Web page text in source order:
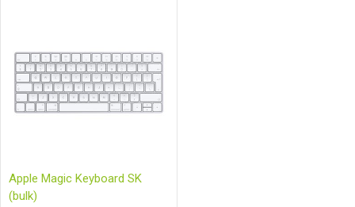
Apple Magic Keyboard SK
(bulk)